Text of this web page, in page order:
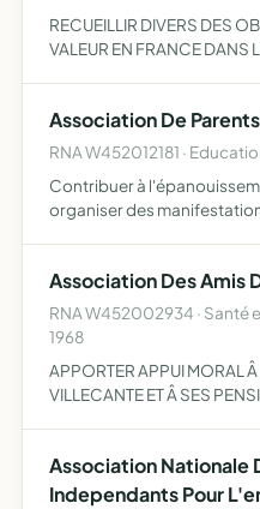
RECUEILLIR DIVERS DES
VALEUR EN FRANCE
DANS DIVERS ENDROIT OU
Association De
RNA W452012181 ·
Contribuer à
organiser des
Association Des Amis
RNA W452002934 · Santé
1968
APPORTER APPUI MORAL
VILLECANTE ET Â SES
Association Nationale
Independants Pour